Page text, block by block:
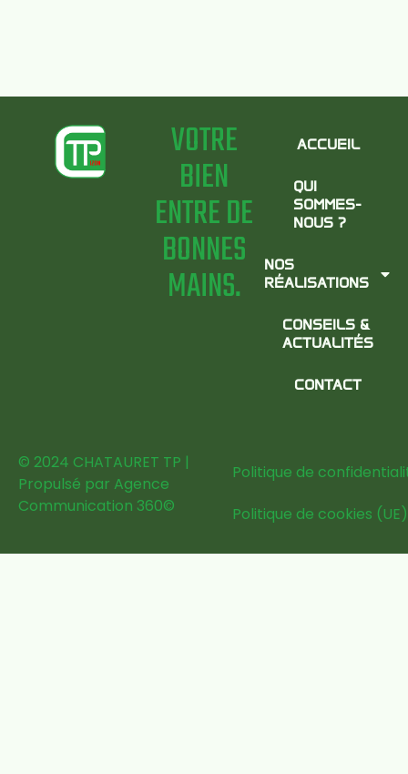
VOTRE
BIEN
ENTRE DE
BONNES
MAINS.
ACCUEIL
QUI
SOMMES-
NOUS ?
NOS
RÉALISATIONS
CONSEILS &
ACTUALITÉS
CONTACT
© 2024 CHATAURET TP |
Propulsé par Agence
Communication 360©
Politique de
Politique de cookies (UE)